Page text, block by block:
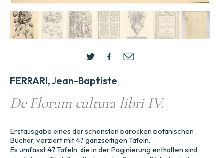
FERRARI, Jean-Baptiste
De Florum cultura libri IV.
Erstausgabe eines der schönsten barocken botanischen
Bücher, verziert mit 47 ganzseitigen Tafeln.
Es umfasst 47 Tafeln, die in der Paginierung enthalten sind,